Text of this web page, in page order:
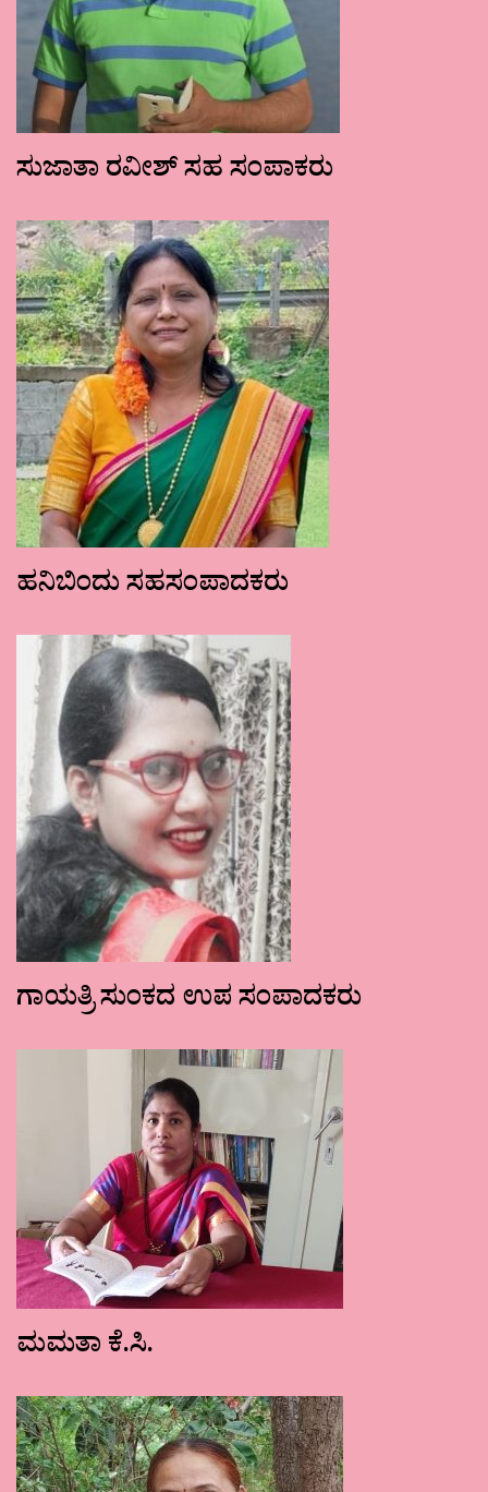
ಸುಜಾತಾ ರವೀಶ್ ಸಹ ಸಂಪಾಕರು
ಹನಿಬಿಂದು ಸಹಸಂಪಾದಕರು
ಗಾಯತ್ರಿ ಸುಂಕದ ಉಪ ಸಂಪಾದಕರು
ಮಮತಾ ಕೆ.ಸಿ.